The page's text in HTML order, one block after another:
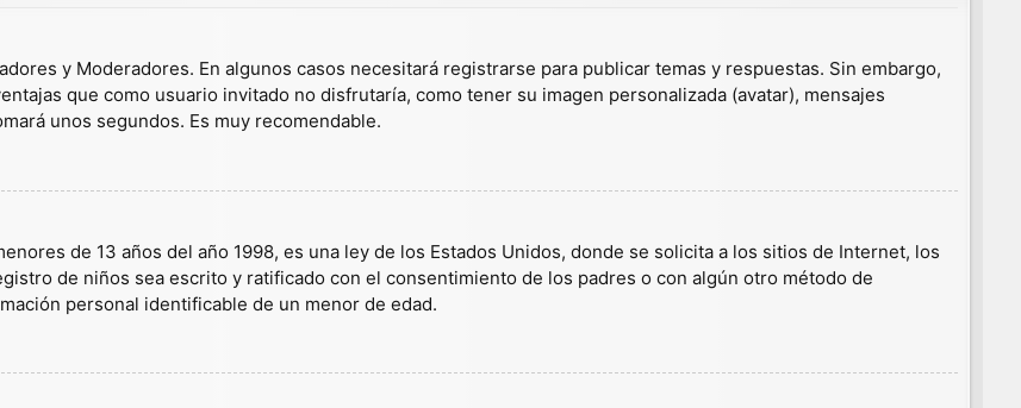
y Moderadores. En algunos casos necesitará registrarse para publicar temas y respuestas. Sin embargo,
que como usuario invitado no disfrutaría, como tener su imagen personalizada (avatar), mensajes
unos segundos. Es muy recomendable.
de 13 años del año 1998, es una ley de los Estados Unidos, donde se solicita a los sitios de Internet, los
de niños sea escrito y ratificado con el consentimiento de los padres o con algún otro método de
personal identificable de un menor de edad.